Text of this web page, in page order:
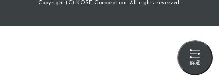
篩選
Copyright (C) KOSE Corporation. All rights reserved.